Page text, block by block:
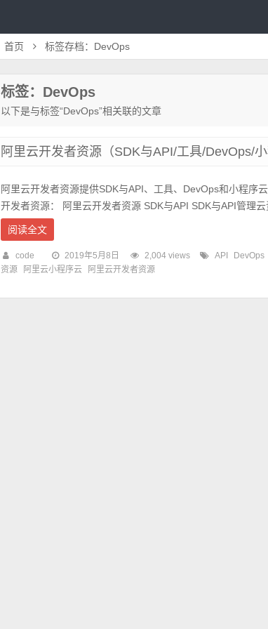
首页 标签存档：DevOps
标签：DevOps
以下是与标签“DevOps”相关联的文章
阿里云开发者资源（SDK与API/工具/DevOps/小
阿里云开发者资源提供SDK与API、工具、DevOps和小程序
开发者资源： 阿里云开发者资源 SDK与API SDK与API管理云
阅读全文
code 2019年5月8日 2,004 views API DevOps
资源
阿里云小程序云 阿里云开发者资源